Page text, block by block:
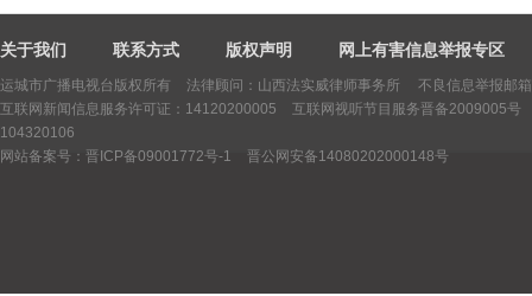
关于我们 联系方式 版权声明 网上有害信息举报专区
运城市广播电视台版权所有
法律顾问：山西法实威律师事务所 不良信息举报邮
互联网新闻信息服务许可证：14120200005
互联网视听节目服务晋备2009005号
104320106
网站备案号：晋ICP备09001772号-1
晋公网安备14080202000148号